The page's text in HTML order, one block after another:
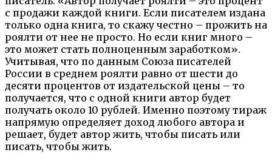
с продажи каждой книги. Если писателем издана
только одна книга, то скажу честно – прожить на
роялти от нее не просто. Но если книг много –
это может стать полноценным заработком».
Учитывая, что по данным Союза писателей
России в среднем роялти равно от шести до
десяти процентов от издательской цены – то
получается, что с одной книги автор будет
получать около 10 рублей. Именно поэтому тираж
напрямую определяет доход любого автора и
решает, будет автор жить, чтобы писать или
писать, чтобы жить.